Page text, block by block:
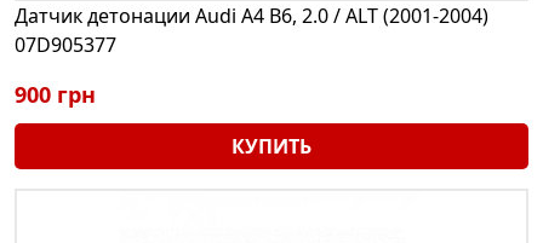
Датчик детонации Audi A4 B6, 2.0 / ALT (2001-2004)
07D905377
900 грн
КУПИТЬ